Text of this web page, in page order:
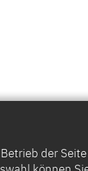
der